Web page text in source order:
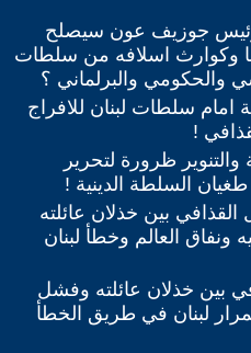
جوزيف عون سيصلح
وكوارث اسلافه من سلطات
والحكومي والبرلماني ؟
امام سلطات لبنان للافراج
!
والتنوير ظرورة لتحرير
السلطة الدينية !
القذافي بين خذلان عائلته
العالم وخطأ لبنان
بين خذلان عائلته وفشل
لبنان في طريق الخطأ